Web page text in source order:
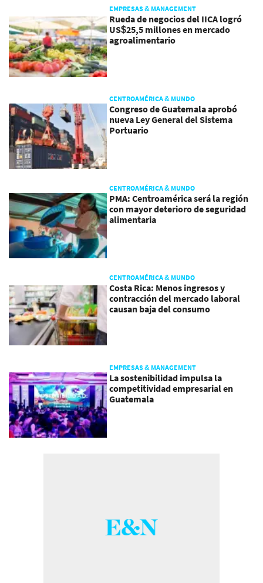
EMPRESAS & MANAGEMENT
Rueda de negocios del IICA logró
US$25,5 millones en mercado
agroalimentario
CENTROAMÉRICA & MUNDO
Congreso de Guatemala aprobó
nueva Ley General del Sistema
Portuario
CENTROAMÉRICA & MUNDO
PMA: Centroamérica será la región
con mayor deterioro de seguridad
alimentaria
CENTROAMÉRICA & MUNDO
Costa Rica: Menos ingresos y
contracción del mercado laboral
causan baja del consumo
EMPRESAS & MANAGEMENT
La sostenibilidad impulsa la
competitividad empresarial en
Guatemala